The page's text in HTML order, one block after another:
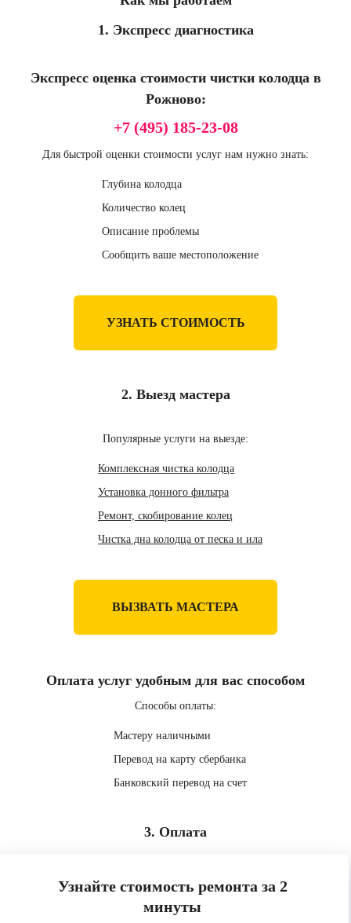
1. Экспресс диагностика
Экспресс оценка стоимости чистки колодца в
Рожново:
+7 (495) 185-23-08
Для быстрой оценки стоимости услуг нам нужно знать:
Глубина колодца
Количество колец
Описание проблемы
Сообщить ваше местоположение
УЗНАТЬ СТОИМОСТЬ
2. Выезд мастера
Популярные услуги на выезде:
Комплексная чистка колодца
Установка донного фильтра
Ремонт, скобирование колец
Чистка дна колодца от песка и ила
ВЫЗВАТЬ МАСТЕРА
3. Оплата
Узнайте стоимость ремонта за 2
минуты
Оплата услуг удобным для вас способом
Способы оплаты:
Мастеру наличными
Перевод на карту сбербанка
Банковский перевод на счет